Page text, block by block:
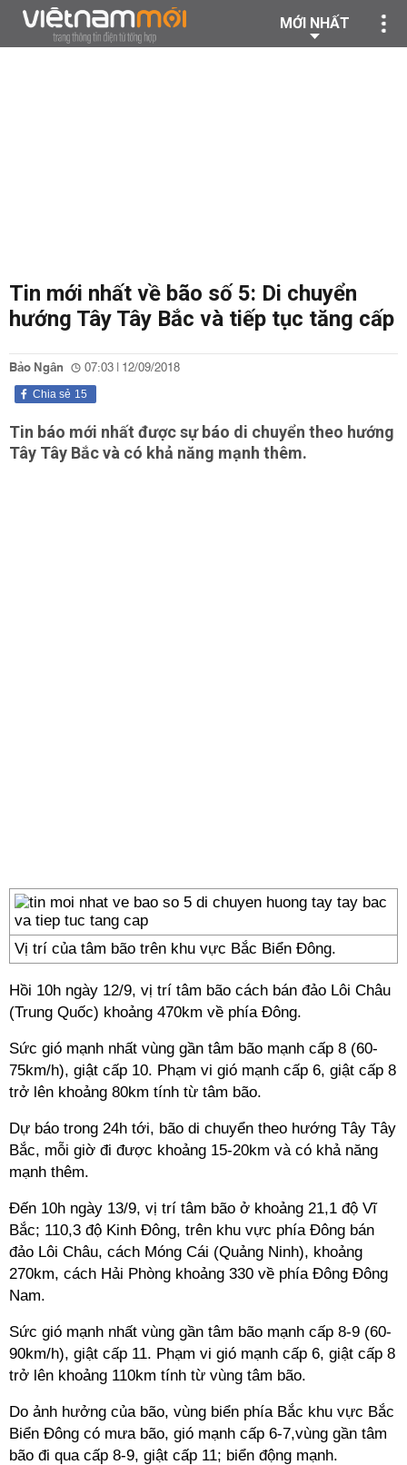
MỚI NHẤT
Tin mới nhất về bão số 5: Di chuyển
hướng Tây Tây Bắc và tiếp tục tăng cấp
Bảo Ngân 07:03 | 12/09/2018
15
Chia sẻ
Tin báo mới nhất được sự báo di chuyển theo hướng
Tây Tây Bắc và có khả năng mạnh thêm.
Vị trí của tâm bão trên khu vực Bắc Biển Đông.
Hồi 10h ngày 12/9, vị trí tâm bão cách bán đảo Lôi Châu
(Trung Quốc) khoảng 470km về phía Đông.
Sức gió mạnh nhất vùng gần tâm bão mạnh cấp 8 (60-
75km/h), giật cấp 10. Phạm vi gió mạnh cấp 6, giật cấp 8
trở lên khoảng 80km tính từ tâm bão.
Dự báo trong 24h tới, bão di chuyển theo hướng Tây Tây
Bắc, mỗi giờ đi được khoảng 15-20km và có khả năng
mạnh thêm.
Đến 10h ngày 13/9, vị trí tâm bão ở khoảng 21,1 độ Vĩ
Bắc; 110,3 độ Kinh Đông, trên khu vực phía Đông bán
đảo Lôi Châu, cách Móng Cái (Quảng Ninh), khoảng
270km, cách Hải Phòng khoảng 330 về phía Đông Đông
Nam.
Sức gió mạnh nhất vùng gần tâm bão mạnh cấp 8-9 (60-
90km/h), giật cấp 11. Phạm vi gió mạnh cấp 6, giật cấp 8
trở lên khoảng 110km tính từ vùng tâm bão.
Do ảnh hưởng của bão, vùng biển phía Bắc khu vực Bắc
Biển Đông có mưa bão, gió mạnh cấp 6-7,vùng gần tâm
bão đi qua cấp 8-9, giật cấp 11; biển động mạnh.